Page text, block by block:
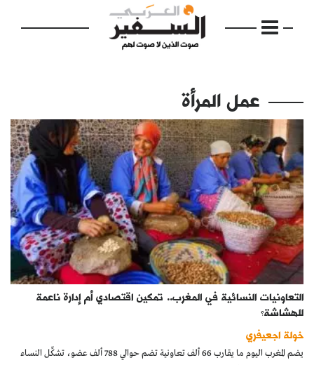
الرئيسية
مواضيع
إفتتاحية
فكرة
دفاتر
بالصورة
كتّابنا
عمل المرأة
التعاونيات النسائية في المغرب.. تمكين اقتصادي أم إدارة ناعمة
للهشاشة؟
خولة اجعيفري
يضم المغرب اليوم ما يقارب 66 ألف تعاونية تضم حوالي 788 ألف عضو، تشكِّل النساء